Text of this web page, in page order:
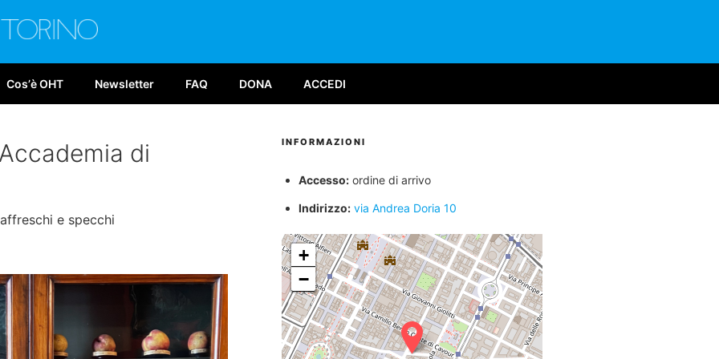
TORINO
Cosʼè OHT Newsletter FAQ DONA ACCEDI
di
e specchi
INFORMAZIONI
Accesso:ordine di arrivo
Indirizzo: via Andrea Doria 10
+
−